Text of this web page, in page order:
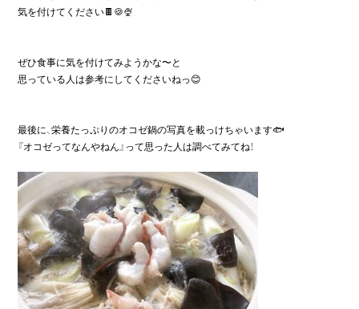
気を付けてください🍫🍪🍨
ぜひ食事に気を付けてみようかな〜と
思っている人は参考にしてくださいねっ😊
最後に、栄養たっぷりのオコゼ鍋の写真を載っけちゃいます🐟
『オコゼってなんやねん』って思った人は調べてみてね！